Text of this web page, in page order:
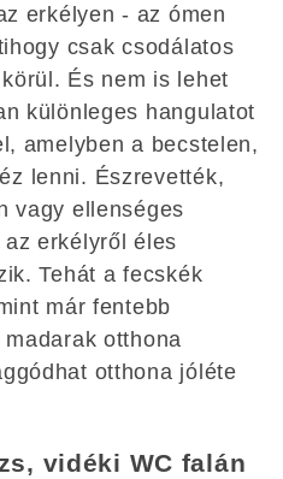
erkélyen - az ómen
csak csodálatos
És nem is lehet
különleges hangulatot
amelyben a becstelen,
lenni. Észrevették,
vagy ellenséges
erkélyről éles
Tehát a fecskék
már fentebb
otthona
otthona jóléte
vidéki WC falán